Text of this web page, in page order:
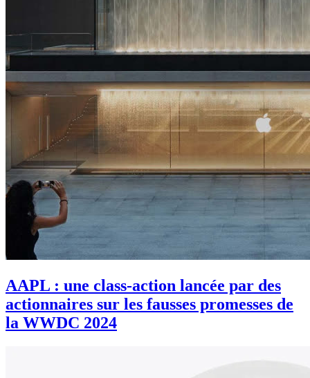
AAPL : une class-action lancée par des
actionnaires sur les fausses promesses de
la WWDC 2024